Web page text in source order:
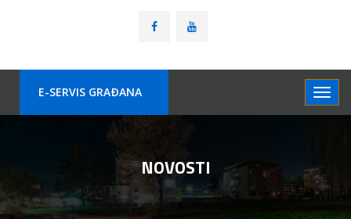
E-SERVIS GRAÐANA
NOVOSTI